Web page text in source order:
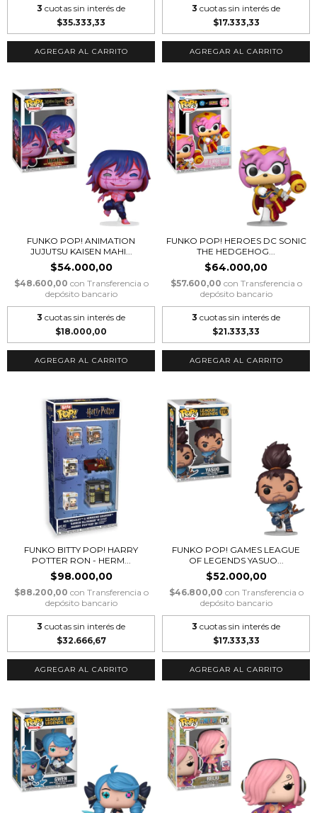
3 cuotas sin interés de
$35.333,33
3 cuotas sin interés de
$17.333,33
FUNKO POP! ANIMATION
JUJUTSU KAISEN MAHI...
$54.000,00
$48.600,00 con Transferencia o
depósito bancario
3 cuotas sin interés de
$18.000,00
FUNKO POP! HEROES DC SONIC
THE HEDGEHOG...
$64.000,00
$57.600,00 con Transferencia o
depósito bancario
3 cuotas sin interés de
$21.333,33
FUNKO BITTY POP! HARRY
POTTER RON - HERM...
$98.000,00
$88.200,00 con Transferencia o
depósito bancario
3 cuotas sin interés de
$32.666,67
FUNKO POP! GAMES LEAGUE
OF LEGENDS YASUO...
$52.000,00
$46.800,00 con Transferencia o
depósito bancario
3 cuotas sin interés de
$17.333,33